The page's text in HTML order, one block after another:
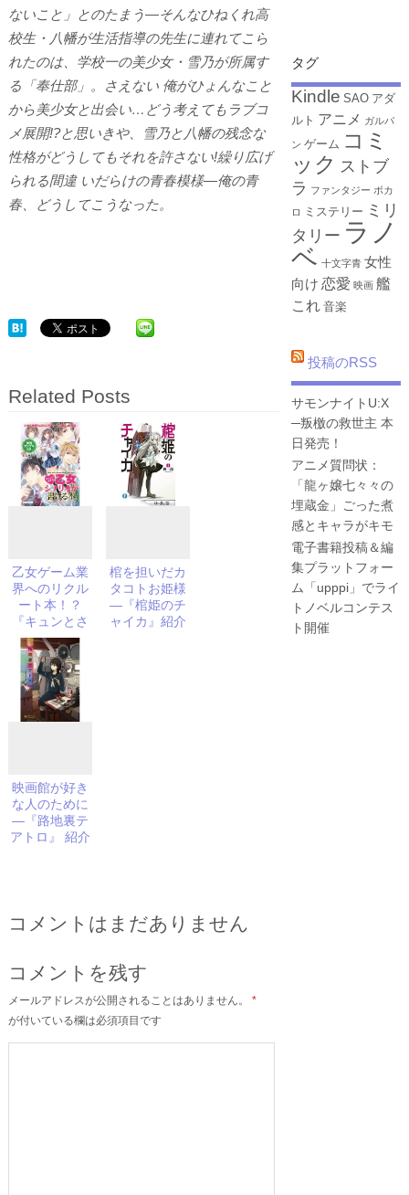
ないこと」とのたまう―そんなひねくれ高
校生・八幡が生活指導の先生に連れてこら
れたのは、学校一の美少女・雪乃が所属す
る「奉仕部」。さえない 俺がひょんなこと
から美少女と出会い…どう考えてもラブコ
メ展開!?と思いきや、雪乃と八幡の残念な
性格がどうしてもそれを許さない!繰り広げ
られる間違 いだらけの青春模様―俺の青
春、どうしてこうなった。
Related Posts
乙女ゲーム業
界へのリクル
ート本！？
『キュンとさ
せる乙女シナ
リオが書ける
本』紹介
棺を担いだカ
タコトお姫様
―『棺姫のチ
ャイカ』紹介
映画館が好き
な人のために
―『路地裏テ
アトロ』 紹介
コメントはまだありません
コメントを残す
メールアドレスが公開されることはありません。
*
が付いている欄は必須項目です
タグ
Kindle SAO アダ
ルト アニメ ガルパ
ン ゲーム コミ
ック ストブ
ラ ファンタジー ボカ
ロ
ミステリー ミリ
タリー ラノ
ベ 十文字青 女性
向け 恋愛 映画 艦
これ 音楽
投稿のRSS
サモンナイトU:X
─叛檄の救世主 本
日発売！
アニメ質問状：
「龍ヶ嬢七々々の
埋蔵金」ごった煮
感とキャラがキモ
電子書籍投稿＆編
集プラットフォー
ム「upppi」でライ
トノベルコンテス
ト開催